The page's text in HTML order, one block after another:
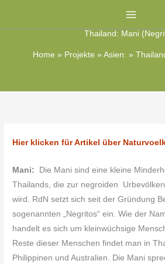
Thailand: Mani
Home » Projekte » Asien: »
Hier klicken für Artikel über
Mani: Die Mani sind eine kleine
Thailands, die zur negroiden
wird. RdN setzt sich seit der Gründung
sogenannten „Negritos“ ein. Wie der
handelt es sich um kleinwüchsige
Reste dieser Menschen findet man in
Philippinen und Australien. Die Mani